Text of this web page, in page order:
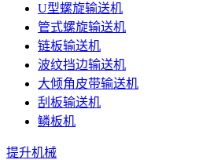
U型螺旋输送机
管式螺旋输送机
链板输送机
波纹挡边输送机
大倾角皮带输送机
刮板输送机
鳞板机
提升机械